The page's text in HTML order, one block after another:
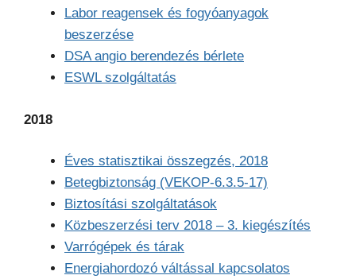
Labor reagensek és fogyóanyagok
beszerzése
DSA angio berendezés bérlete
ESWL szolgáltatás
2018
Éves statisztikai összegzés, 2018
Betegbiztonság (VEKOP-6.3.5-17)
Biztosítási szolgáltatások
Közbeszerzési terv 2018 – 3. kiegészítés
Varrógépek és tárak
Energiahordozó váltással kapcsolatos